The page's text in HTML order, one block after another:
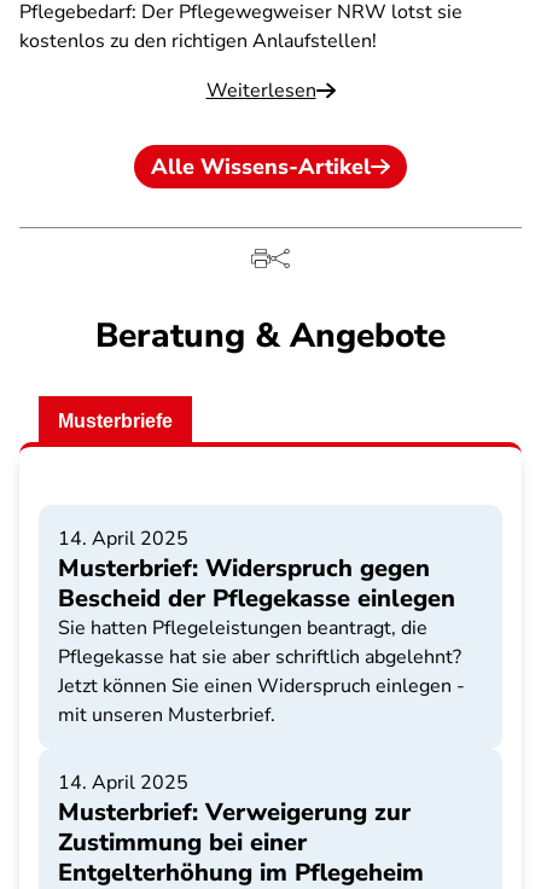
Pflegebedarf: Der Pflegewegweiser NRW lotst sie
kostenlos zu den richtigen Anlaufstellen!
Weiterlesen
Alle Wissens-Artikel
Beratung & Angebote
Musterbriefe
14. April 2025
Musterbrief: Widerspruch gegen
Bescheid der Pflegekasse einlegen
Sie hatten Pflegeleistungen beantragt, die
Pflegekasse hat sie aber schriftlich abgelehnt?
Jetzt können Sie einen Widerspruch einlegen -
mit unseren Musterbrief.
14. April 2025
Musterbrief: Verweigerung zur
Zustimmung bei einer
Entgelterhöhung im Pflegeheim